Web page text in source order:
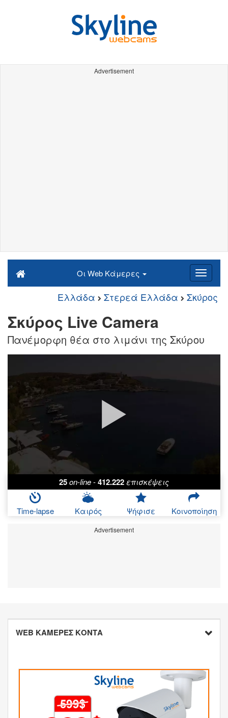
Advertisement
Οι Web Κάμερες
Ελλάδα Στερεά Ελλάδα Σκύρος
Σκύρος Live Camera
Πανέμορφη θέα στο λιμάνι της Σκύρου
25on-line-412.222επισκέψεις
Time-lapse Καιρός Ψήφισε Κοινοποίηση
Advertisement
WEB ΚΑΜΕΡΕΣ ΚΟΝΤΑ